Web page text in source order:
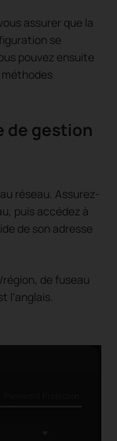
assurer que la
se
pouvez ensuite
méthodes
de gestion
réseau. Assurez-
puis accédez à
de son adresse
de fuseau
l'anglais.